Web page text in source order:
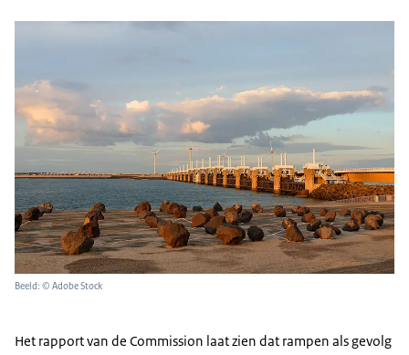
Beeld: © Adobe Stock
Het rapport van de Commission laat zien dat rampen als gevolg